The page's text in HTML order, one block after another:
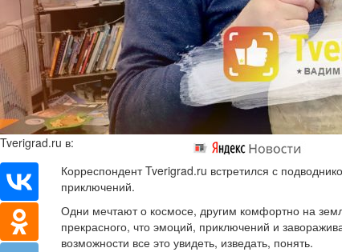
Tverigrad.ru в:
Корреспондент Tverigrad.ru встретился с
приключений.
Одни мечтают о космосе, другим комфортно на
прекрасного, что эмоций, приключений и
возможности все это увидеть, изведать, понять.